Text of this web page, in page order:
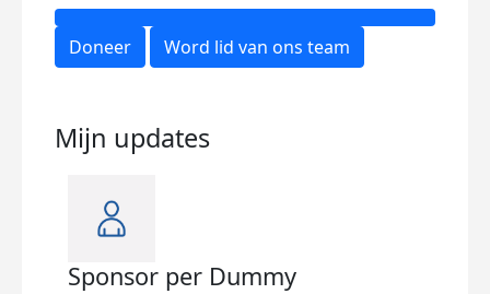
Doneer Word lid van ons team
Mijn updates
Sponsor per Dummy